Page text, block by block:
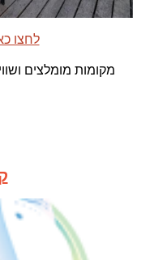
<< לחצו
מקומות מומלצים